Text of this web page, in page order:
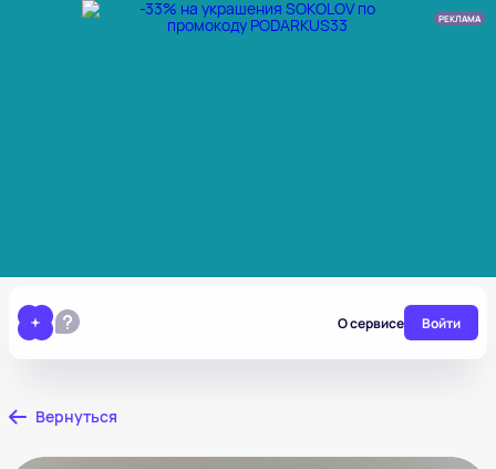
РЕКЛАМА
О сервисе Войти
Вернуться